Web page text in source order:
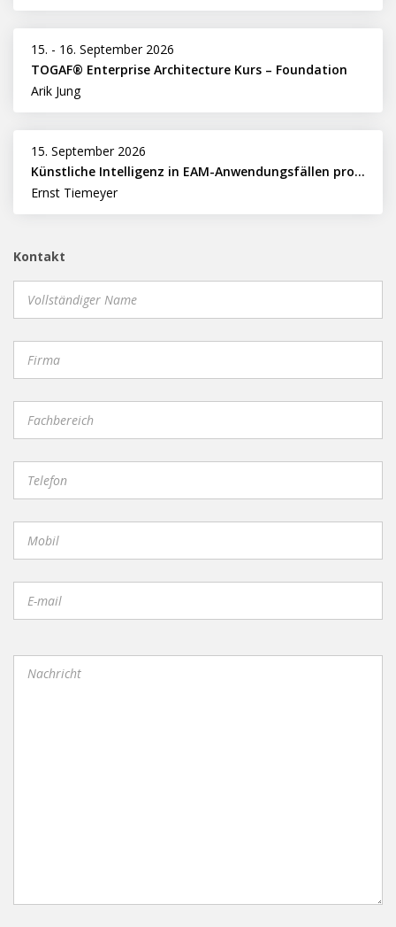
15. - 16. September 2026
TOGAF® Enterprise Architecture Kurs – Foundation
Arik Jung
15. September 2026
Künstliche Intelligenz in EAM-Anwendungsfällen professionell nutzen
Ernst Tiemeyer
Kontakt